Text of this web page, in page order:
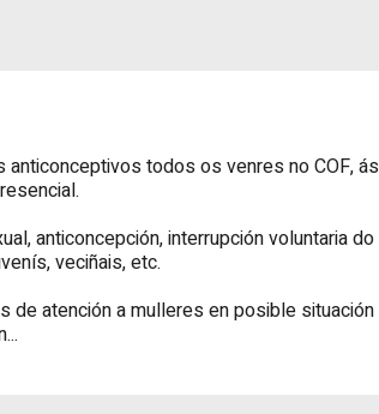
todos os venres no COF,
anticoncepción, interrupción voluntaria do
veciñais, etc.
de atención a mulleres en posible